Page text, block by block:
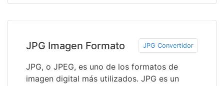
JPG Imagen Formato JPG Convertidor
JPG, o JPEG, es uno de los formatos de
imagen digital más utilizados. JPG es un